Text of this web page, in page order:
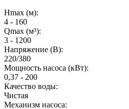
Hmax (м):
4 - 160
Qmax (м³):
3 - 1200
Напряжение (В):
220/380
Мощность насоса (кВт):
0,37 - 200
Качество воды:
Чистая
Механизм насоса: